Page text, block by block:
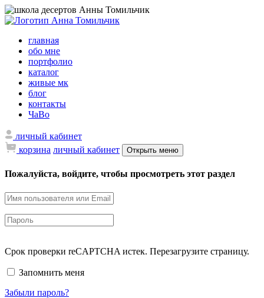
главная
обо мне
портфолио
каталог
живые мк
блог
контакты
ЧаВо
личный кабинет
корзина личный кабинет Открыть меню
Пожалуйста, войдите, чтобы просмотреть этот раздел
Срок проверки reCAPTCHA истек. Перезагрузите страницу.
Запомнить меня
Забыли пароль?